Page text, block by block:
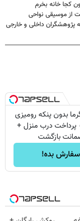
پژوهشگران داخلی و خارجی
بدون پنکه رومیزی
پرداخت درب منزل +
بازگشت
سفارش بده!